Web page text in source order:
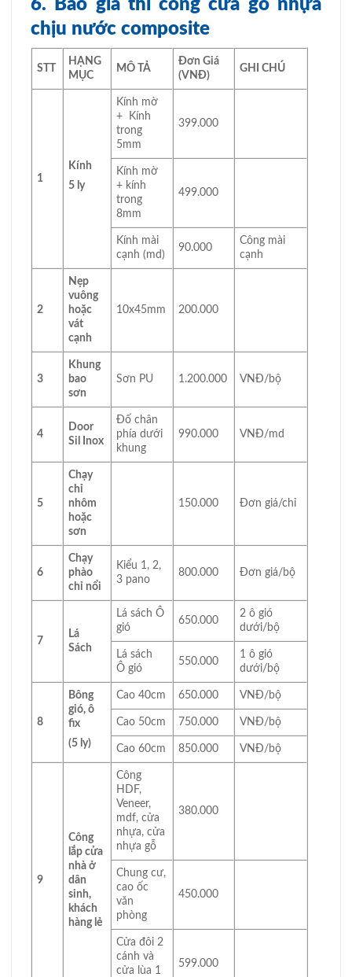
6. Báo giá thi công cửa gỗ nhựa
chịu nước composite
STT
HẠNG
MỤC
MÔ TẢ
Đơn Giá
(VNĐ)
GHI CHÚ
1
Kính
5 ly
Kính mờ
+ Kính
trong
5mm
399.000
Kính mờ
+ kính
trong
8mm
499.000
Kính mài
cạnh (md)
90.000
Công mài
cạnh
2
Nẹp
vuông
hoặc
vát
cạnh
10x45mm 200.000
3
Khung
bao
sơn
Sơn PU 1.200.000 VNĐ/bộ
4
Door
Sil Inox
Đố chân
phía dưới
khung
990.000 VNĐ/md
5
Chạy
chỉ
nhôm
hoặc
sơn
150.000 Đơn giá/chỉ
6
Chạy
phào
chỉ nổi
Kiểu 1, 2,
3 pano
800.000 Đơn giá/bộ
7
Lá
Sách
Lá sách Ô
gió
650.000
2 ô gió
dưới/bộ
Lá sách
Ô gió
550.000
1 ô gió
dưới/bộ
8
Bông
gió, ô
fix
(5 ly)
Cao 40cm 650.000 VNĐ/bộ
Cao 50cm 750.000 VNĐ/bộ
Cao 60cm 850.000 VNĐ/bộ
9
Công
lắp cửa
nhà ở
dân
sinh,
khách
hàng lẻ
Công
HDF,
Veneer,
mdf, cửa
nhựa, cửa
nhựa gỗ
380.000
Chung cư,
cao ốc
văn
phòng
450.000
Cửa đôi 2
cánh và
cửa lùa 1
599.000